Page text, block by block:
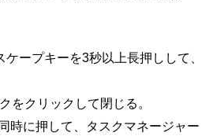
ープキーを3秒以上長押しして、
をクリックして閉じる。
時に押して、タスクマネージャー